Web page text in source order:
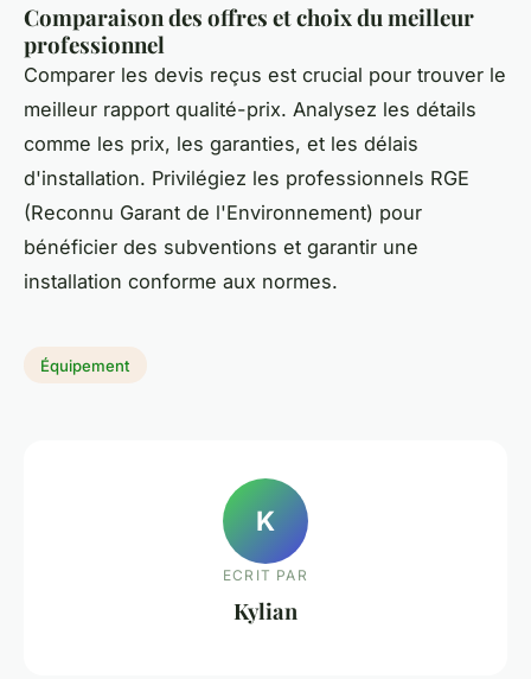
Comparaison des offres et choix du meilleur
professionnel
Comparer les devis reçus est crucial pour trouver le
meilleur rapport qualité-prix. Analysez les détails
comme les prix, les garanties, et les délais
d'installation. Privilégiez les professionnels RGE
(Reconnu Garant de l'Environnement) pour
bénéficier des subventions et garantir une
installation conforme aux normes.
Équipement
K
ECRIT PAR
Kylian